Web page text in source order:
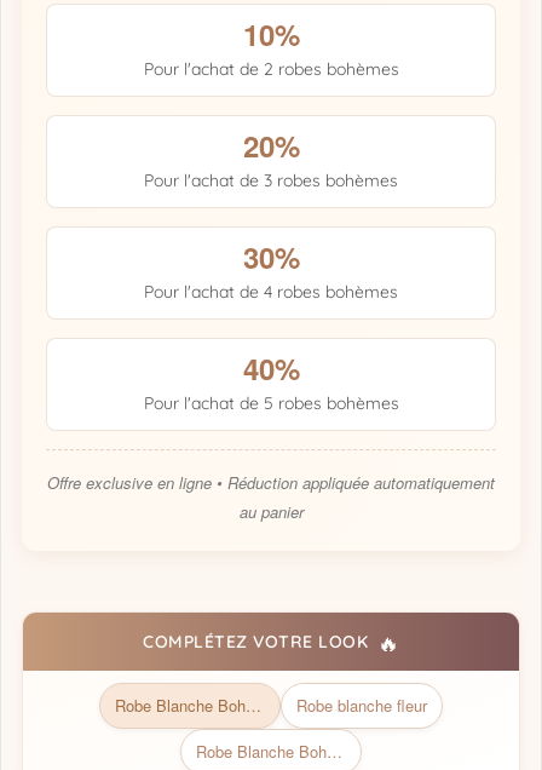
10%
Pour l'achat de 2 robes bohèmes
20%
Pour l'achat de 3 robes bohèmes
30%
Pour l'achat de 4 robes bohèmes
40%
Pour l'achat de 5 robes bohèmes
Offre exclusive en ligne • Réduction appliquée automatiquement
au panier
COMPLÉTEZ VOTRE LOOK 🔥
Robe Blanche Bohème | Collection Bohémienne Chic
Robe blanche fleur
Robe Blanche Bohème Dos Nu